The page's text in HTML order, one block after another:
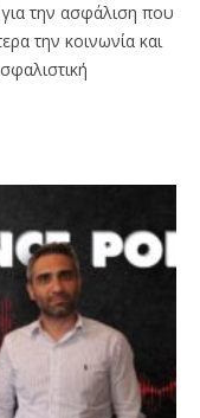
την ασφάλιση που
την κοινωνία και